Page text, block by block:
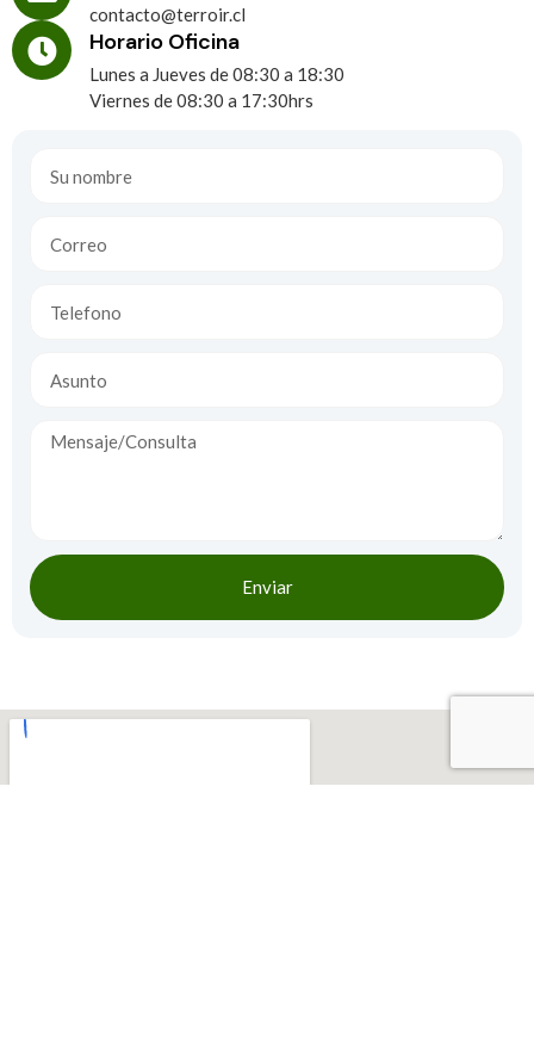
contacto@terroir.cl
Horario Oficina
Lunes a Jueves de 08:30 a 18:30
Viernes de 08:30 a 17:30hrs
Enviar